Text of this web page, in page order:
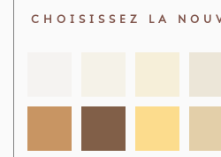
CHOISISSEZ LA